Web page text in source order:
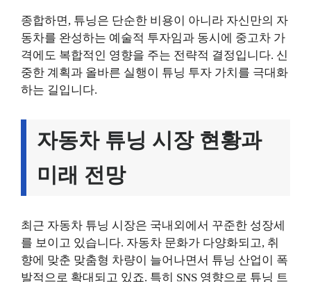
종합하면, 튜닝은 단순한 비용이 아니라 자신만의 자
동차를 완성하는 예술적 투자임과 동시에 중고차 가
격에도 복합적인 영향을 주는 전략적 결정입니다. 신
중한 계획과 올바른 실행이 튜닝 투자 가치를 극대화
하는 길입니다.
자동차 튜닝 시장 현황과
미래 전망
최근 자동차 튜닝 시장은 국내외에서 꾸준한 성장세
를 보이고 있습니다. 자동차 문화가 다양화되고, 취
향에 맞춘 맞춤형 차량이 늘어나면서 튜닝 산업이 폭
발적으로 확대되고 있죠. 특히 SNS 영향으로 튜닝 트